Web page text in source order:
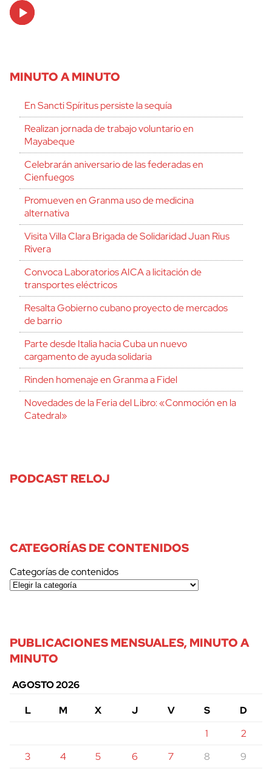
Audio
Player
MINUTO A MINUTO
En Sancti Spíritus persiste la sequía
Realizan jornada de trabajo voluntario en
Mayabeque
Celebrarán aniversario de las federadas en
Cienfuegos
Promueven en Granma uso de medicina
alternativa
Visita Villa Clara Brigada de Solidaridad Juan Rius
Rivera
Convoca Laboratorios AICA a licitación de
transportes eléctricos
Resalta Gobierno cubano proyecto de mercados
de barrio
Parte desde Italia hacia Cuba un nuevo
cargamento de ayuda solidaria
Rinden homenaje en Granma a Fidel
Novedades de la Feria del Libro: «Conmoción en la
Catedral»
PODCAST RELOJ
CATEGORÍAS DE CONTENIDOS
Categorías de contenidos
PUBLICACIONES MENSUALES, MINUTO A
MINUTO
AGOSTO 2026
L
M X J V S
D
1
2
3
4 5 6 7 8
9